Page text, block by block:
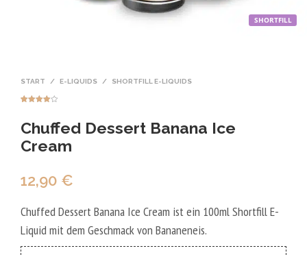
SHORTFILL
START / E-LIQUIDS / SHORTFILL E-LIQUIDS
von 5,
basierend
Kundenbe
wertung
Chuffed Dessert Banana Ice
Cream
12,90 €
Chuffed Dessert Banana Ice Cream ist ein 100ml Shortfill E-
Liquid mit dem Geschmack von Bananeneis.